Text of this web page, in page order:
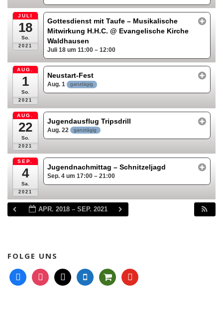
JULI
18
So.
2021
Gottesdienst mit Taufe – Musikalische
Mitwirkung H.H.C.@ Evangelische Kirche
Waldhausen
Juli 18 um 11:00 – 12:00
AUG.
1
So.
2021
Neustart-Fest
Aug. 1 ganztägig
AUG.
22
So.
2021
Jugendausflug Tripsdrill
Aug. 22 ganztägig
SEP.
4
Sa.
2021
Jugendnachmittag – Schnitzeljagd
Sep. 4 um 17:00 – 21:00
APR. 2018 – SEP. 2021
FOLGE UNS
f
a
i
n
m
a
m
o
s
h
y
o